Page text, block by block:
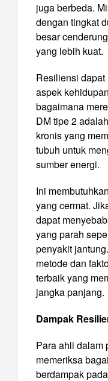
juga berbeda.
dengan tingkat
besar
yang lebih kuat.
Resiliensi
aspek
bagaimana
DM tipe 2
kronis yang
tubuh untuk
sumber energi.
Ini
yang cermat.
dapat
yang parah
penyakit
metode dan
terbaik yang
jangka panjang.
Dampak
Para ahli dalam
memeriksa
berdampak